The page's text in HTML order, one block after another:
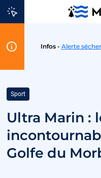
Aller au contenu
Infos - Alerte
Sport
Ultra Marin :
Golfe du